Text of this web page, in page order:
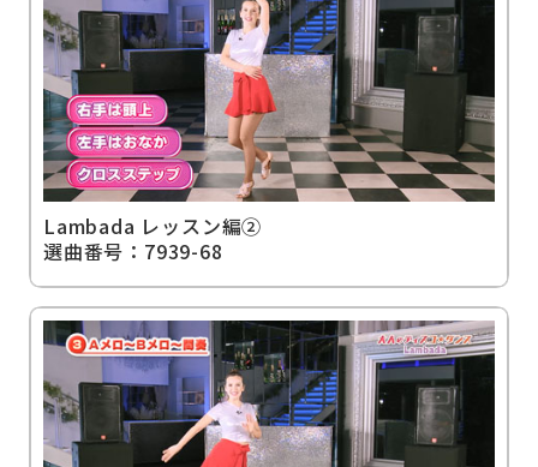
Lambada レッスン編②
選曲番号：7939-68